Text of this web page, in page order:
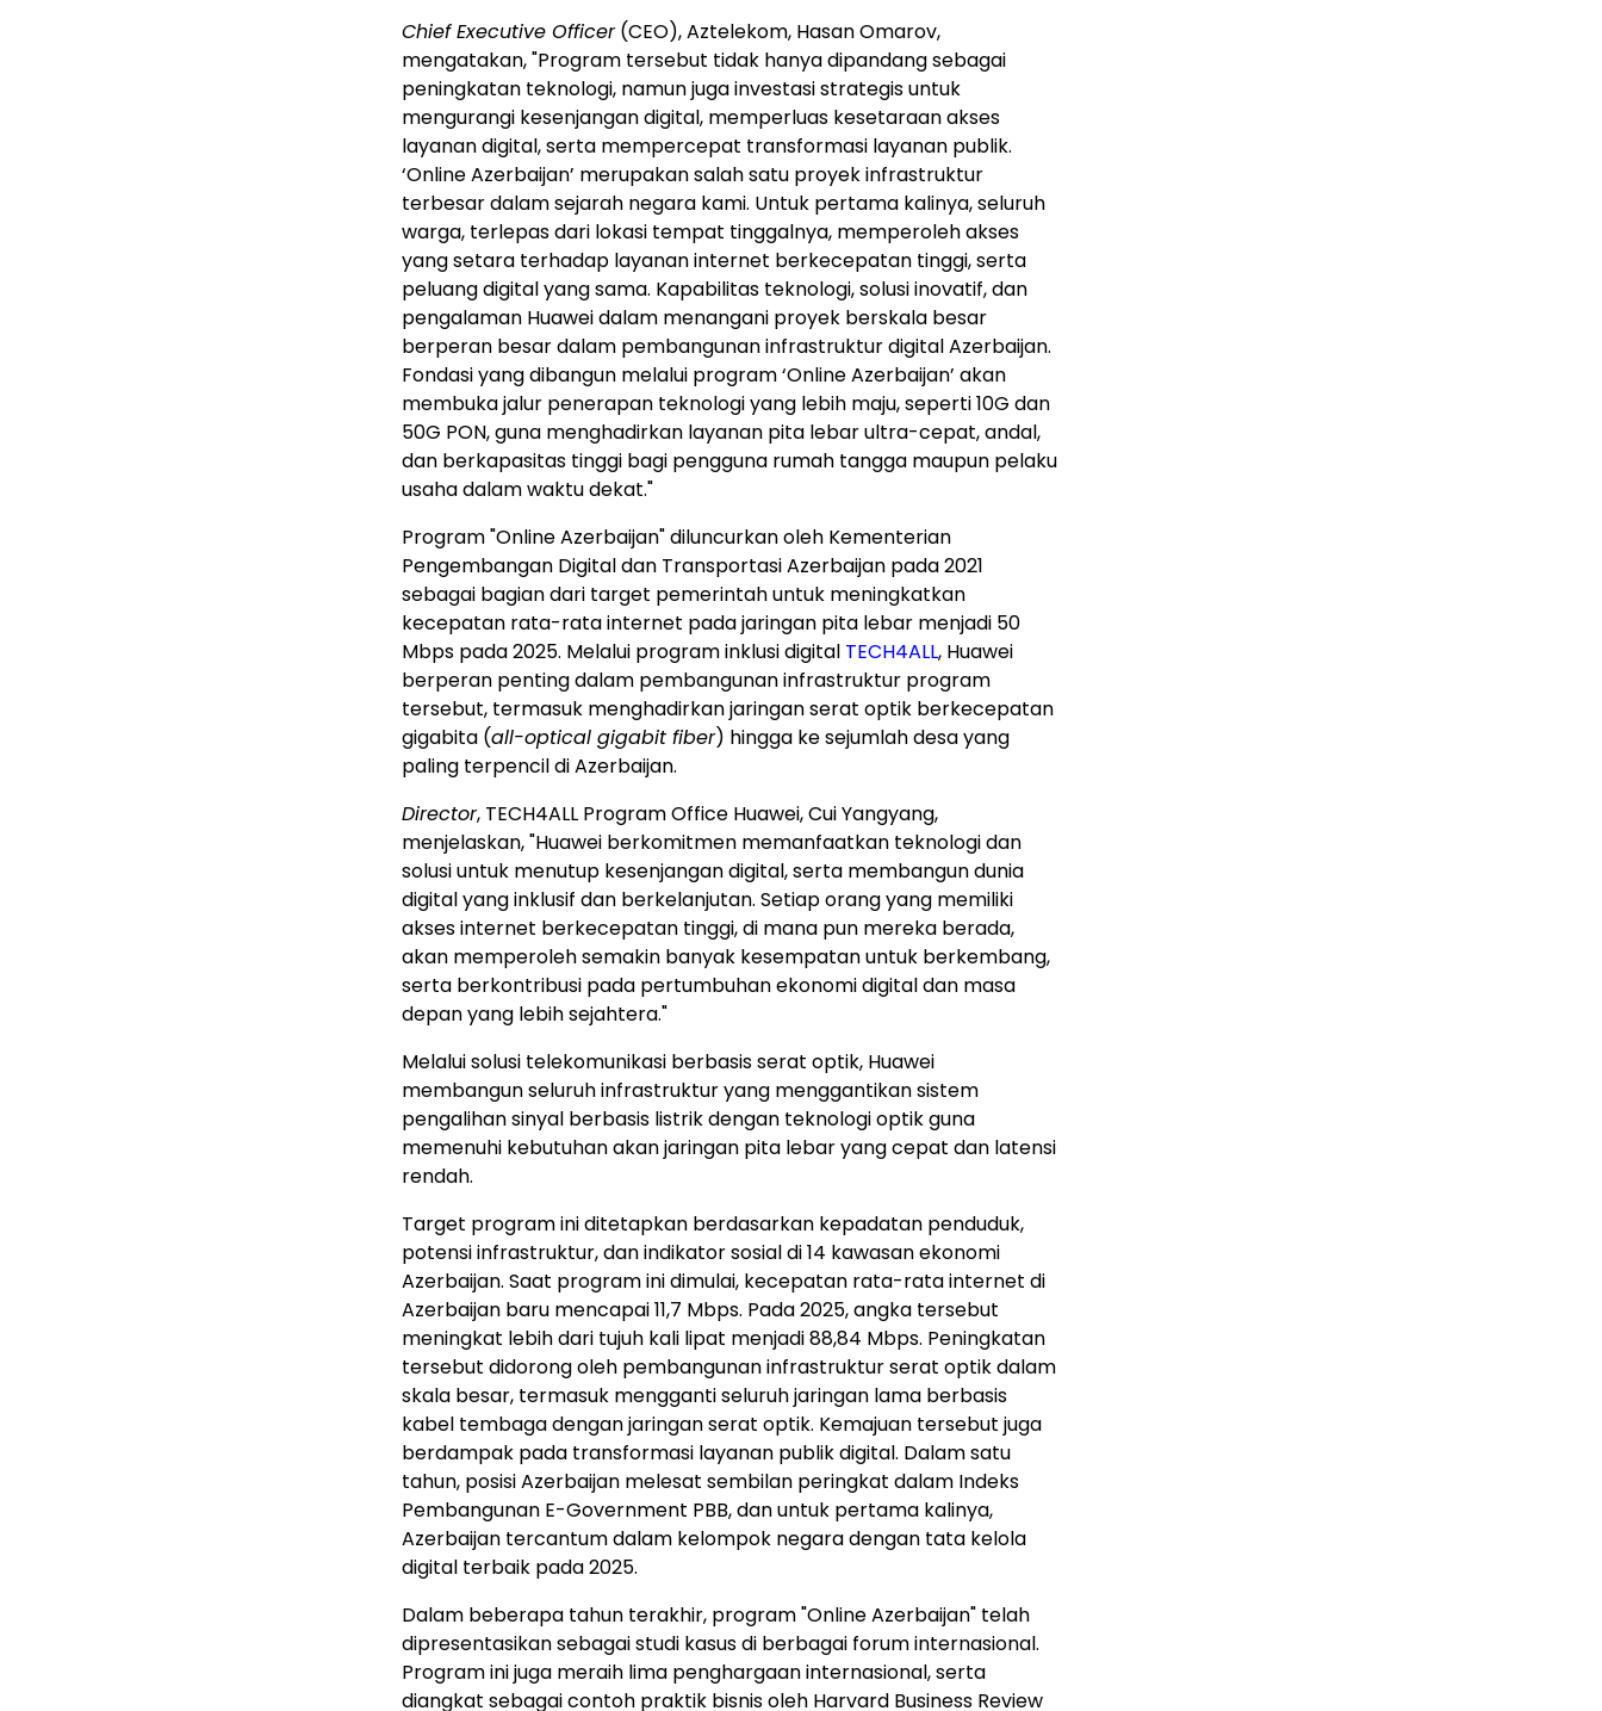
Chief Executive Officer(CEO), Aztelekom, Hasan Omarov,
mengatakan, "Program tersebut tidak hanya dipandang sebagai
peningkatan teknologi, namun juga investasi strategis untuk
mengurangi kesenjangan digital, memperluas kesetaraan akses
layanan digital, serta mempercepat transformasi layanan publik.
‘Online Azerbaijan’ merupakan salah satu proyek infrastruktur
terbesar dalam sejarah negara kami. Untuk pertama kalinya, seluruh
warga, terlepas dari lokasi tempat tinggalnya, memperoleh akses
yang setara terhadap layanan internet berkecepatan tinggi, serta
peluang digital yang sama. Kapabilitas teknologi, solusi inovatif, dan
pengalaman Huawei dalam menangani proyek berskala besar
berperan besar dalam pembangunan infrastruktur digital Azerbaijan.
Fondasi yang dibangun melalui program ‘Online Azerbaijan’ akan
membuka jalur penerapan teknologi yang lebih maju, seperti 10G dan
50G PON, guna menghadirkan layanan pita lebar ultra-cepat, andal,
dan berkapasitas tinggi bagi pengguna rumah tangga maupun pelaku
usaha dalam waktu dekat."
Program "Online Azerbaijan" diluncurkan oleh Kementerian
Pengembangan Digital dan Transportasi Azerbaijan pada 2021
sebagai bagian dari target pemerintah untuk meningkatkan
kecepatan rata-rata internet pada jaringan pita lebar menjadi 50
Mbps pada 2025. Melalui program inklusi digital TECH4ALL, Huawei
berperan penting dalam pembangunan infrastruktur program
tersebut, termasuk menghadirkan jaringan serat optik berkecepatan
gigabita (all-optical gigabit fiber) hingga ke sejumlah desa yang
paling terpencil di Azerbaijan.
Director, TECH4ALL Program Office Huawei, Cui Yangyang,
menjelaskan, "Huawei berkomitmen memanfaatkan teknologi dan
solusi untuk menutup kesenjangan digital, serta membangun dunia
digital yang inklusif dan berkelanjutan. Setiap orang yang memiliki
akses internet berkecepatan tinggi, di mana pun mereka berada,
akan memperoleh semakin banyak kesempatan untuk berkembang,
serta berkontribusi pada pertumbuhan ekonomi digital dan masa
depan yang lebih sejahtera."
Melalui solusi telekomunikasi berbasis serat optik, Huawei
membangun seluruh infrastruktur yang menggantikan sistem
pengalihan sinyal berbasis listrik dengan teknologi optik guna
memenuhi kebutuhan akan jaringan pita lebar yang cepat dan latensi
rendah.
Target program ini ditetapkan berdasarkan kepadatan penduduk,
potensi infrastruktur, dan indikator sosial di 14 kawasan ekonomi
Azerbaijan. Saat program ini dimulai, kecepatan rata-rata internet di
Azerbaijan baru mencapai 11,7 Mbps. Pada 2025, angka tersebut
meningkat lebih dari tujuh kali lipat menjadi 88,84 Mbps. Peningkatan
tersebut didorong oleh pembangunan infrastruktur serat optik dalam
skala besar, termasuk mengganti seluruh jaringan lama berbasis
kabel tembaga dengan jaringan serat optik. Kemajuan tersebut juga
berdampak pada transformasi layanan publik digital. Dalam satu
tahun, posisi Azerbaijan melesat sembilan peringkat dalam Indeks
Pembangunan E-Government PBB, dan untuk pertama kalinya,
Azerbaijan tercantum dalam kelompok negara dengan tata kelola
digital terbaik pada 2025.
Dalam beberapa tahun terakhir, program "Online Azerbaijan" telah
dipresentasikan sebagai studi kasus di berbagai forum internasional.
Program ini juga meraih lima penghargaan internasional, serta
diangkat sebagai contoh praktik bisnis oleh Harvard Business Review